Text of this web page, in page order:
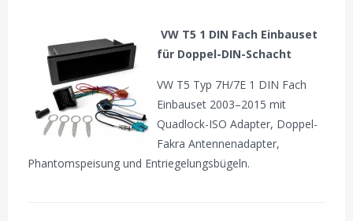
VW T5 1 DIN Fach Einbauset
für Doppel-DIN-Schacht
VW T5 Typ 7H/7E 1 DIN Fach
Einbauset 2003–2015 mit
Quadlock-ISO Adapter, Doppel-
Fakra Antennenadapter,
Phantomspeisung und Entriegelungsbügeln.